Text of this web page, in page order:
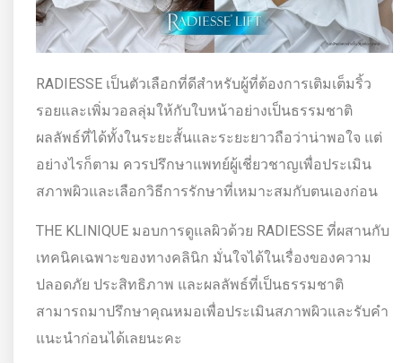
RADIESSE เป็นตัวเลือกที่ดีสำหรับผู้ที่ต้องการเติมเต็มริ้ว
รอยและเพิ่มวอลลุ่มให้กับใบหน้าอย่างเป็นธรรมชาติ
ผลลัพธ์ที่ได้ทั้งในระยะสั้นและระยะยาวถือว่าน่าพอใจ แต่
อย่างไรก็ตาม ควรปรึกษาแพทย์ผู้เชี่ยวชาญเพื่อประเมิน
สภาพผิวและเลือกวิธีการรักษาที่เหมาะสมกับตนเองก่อน
THE KLINIQUE มอบการดูแลผิวด้วย RADIESSE ที่ผสานกับ
เทคนิคเฉพาะของทางคลินิก มั่นใจได้ในเรื่องของความ
ปลอดภัย ประสิทธิภาพ และผลลัพธ์ที่เป็นธรรมชาติ
สามารถมาปรึกษาคุณหมอเพื่อประเมินสภาพผิวและรับคำ
แนะนำก่อนได้เลยนะคะ